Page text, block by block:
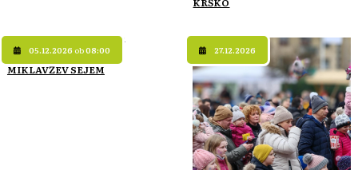
05.12.2026 ob08:00
MIKLAVŽEV SEJEM
27.12.2026